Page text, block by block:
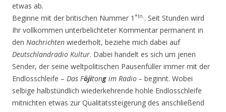
etwas ab.
Beginne mit der britischen Nummer 1 *In. . Seit Stunden wird
Ihr vollkommen unterbelichteter Kommentar permanent in
den Nachrichten wiederholt, beziehe mich dabei auf
Deutschlandradio Kultur. Dabei handelt es sich um jenen
Sender, der seine weltpolitischen Pausenfüller immer mit der
Endlosschleife – Das Föjitong im Radio – beginnt. Wobei
selbige halbstündlich wiederkehrende hohle Endlosschleife
mitnichten etwas zur Qualitätssteigerung des anschließend